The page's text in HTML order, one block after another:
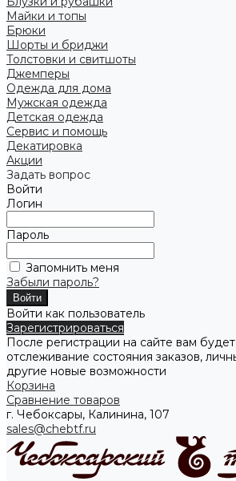
Майки и топы
Брюки
Шорты и бриджи
Толстовки и свитшоты
Джемперы
Одежда для дома
Мужская одежда
Детская одежда
Сервис и помощь
Декатировка
Акции
Задать вопрос
Войти
Логин
Пароль
Запомнить меня
Забыли пароль?
Войти как пользователь
Зарегистрироваться
После регистрации на сайте вам
отслеживание состояния заказов,
другие новые возможности
Корзина
Сравнение товаров
г. Чебоксары, Калинина, 107
sales@chebtf.ru